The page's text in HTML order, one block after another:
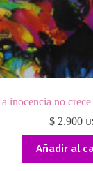
inocencia no
$2.900
Añadir al